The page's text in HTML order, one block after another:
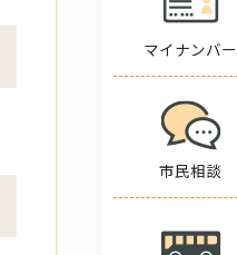
マイナンバー
市民相談